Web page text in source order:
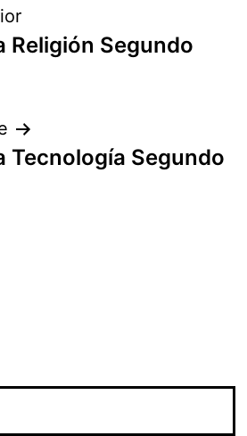
Religión Segundo
Tecnología Segundo